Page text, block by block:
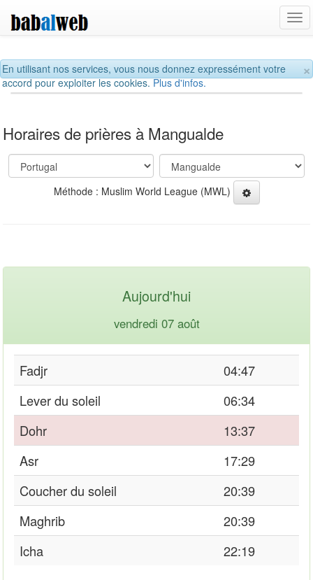
×
En utilisant nos services, vous nous donnez expressément votre
accord pour exploiter les cookies.Plus d'infos.
Horaires de prières à Mangualde
Méthode : Muslim World League (MWL)
Aujourd'hui
vendredi 07 août
Fadjr
04:47
Lever du soleil
06:34
Dohr
13:37
Asr
17:29
Coucher du soleil
20:39
Maghrib
20:39
Icha
22:19